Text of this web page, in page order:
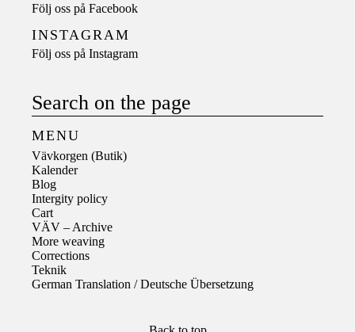
Följ oss på Facebook
INSTAGRAM
Följ oss på Instagram
Search on the page
MENU
Vävkorgen (Butik)
Kalender
Blog
Intergity policy
Cart
VÄV – Archive
More weaving
Corrections
Teknik
German Translation / Deutsche Übersetzung